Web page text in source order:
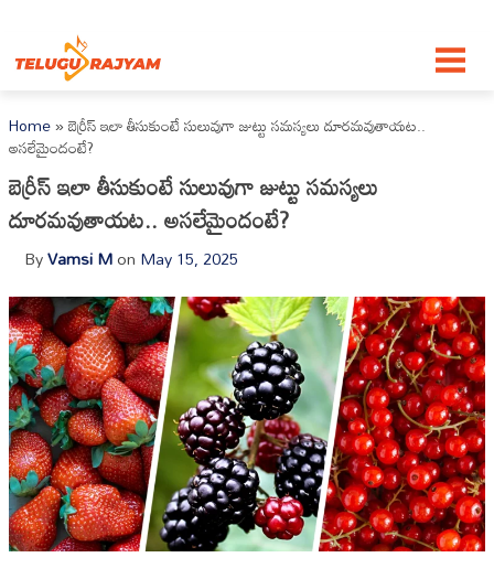
Home»బెర్రీస్ ఇలా తీసుకుంటే సులువుగా జుట్టు సమస్యలు దూరమవుతాయట..
అసలేమైందంటే?
బెర్రీస్ ఇలా తీసుకుంటే సులువుగా జుట్టు సమస్యలు
దూరమవుతాయట.. అసలేమైందంటే?
ByVamsi Mon May 15, 2025